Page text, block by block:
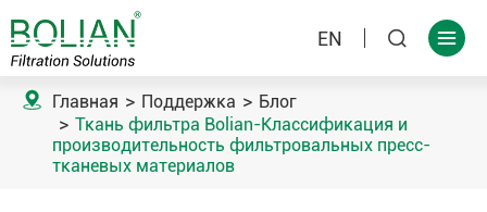
EN  
 Главная Поддержка
Блог
Ткань фильтра Bolian-Классификация и
производительность фильтровальных пресс-
тканевых материалов